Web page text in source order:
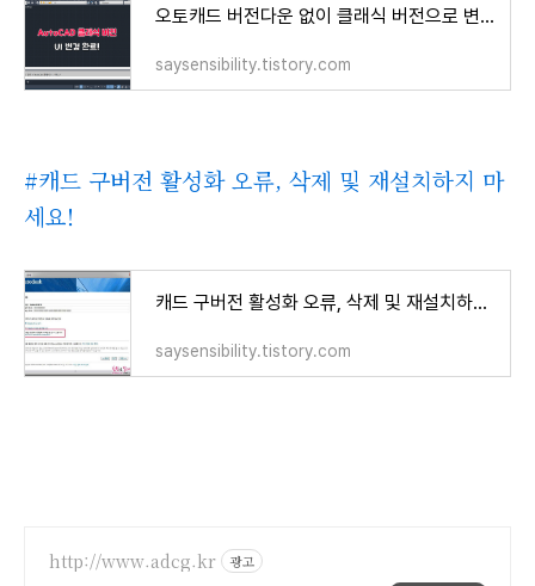
오토캐드 버전다운 없이 클래식 버전으로 변경방법
saysensibility.tistory.com
#캐드 구버전 활성화 오류, 삭제 및 재설치하지 마
세요!
캐드 구버전 활성화 오류, 삭제 및 재설치하지 마세요!
saysensibility.tistory.com
http://www.adcg.kr 광고